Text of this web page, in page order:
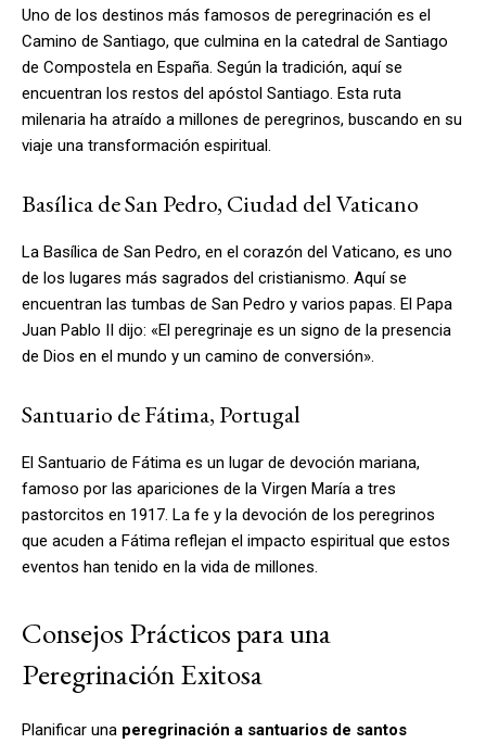
Uno de los destinos más famosos de peregrinación es el
Camino de Santiago, que culmina en la catedral de Santiago
de Compostela en España. Según la tradición, aquí se
encuentran los restos del apóstol Santiago. Esta ruta
milenaria ha atraído a millones de peregrinos, buscando en su
viaje una transformación espiritual.
Basílica de San Pedro, Ciudad del Vaticano
La Basílica de San Pedro, en el corazón del Vaticano, es uno
de los lugares más sagrados del cristianismo. Aquí se
encuentran las tumbas de San Pedro y varios papas. El Papa
Juan Pablo II dijo: «El peregrinaje es un signo de la presencia
de Dios en el mundo y un camino de conversión».
Santuario de Fátima, Portugal
El Santuario de Fátima es un lugar de devoción mariana,
famoso por las apariciones de la Virgen María a tres
pastorcitos en 1917. La fe y la devoción de los peregrinos
que acuden a Fátima reflejan el impacto espiritual que estos
eventos han tenido en la vida de millones.
Consejos Prácticos para una
Peregrinación Exitosa
Planificar una peregrinación a santuarios de santos